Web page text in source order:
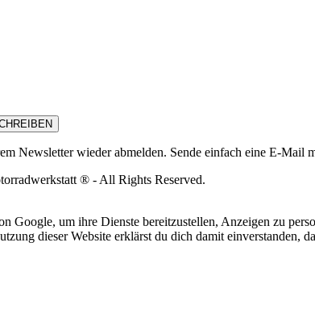
Newsletter wieder abmelden. Sende einfach eine E-Mail
® - All Rights Reserved.
Google, um ihre Dienste bereitzustellen, Anzeigen zu
dieser Website erklärst du dich damit einverstanden,